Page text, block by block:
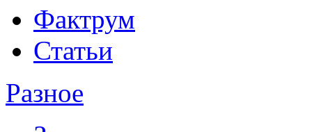
Фактрум
Статьи
Разное